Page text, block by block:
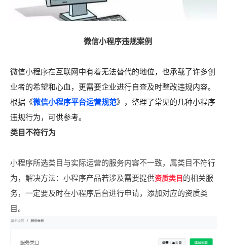
微信小程序违规案例
微信小程序在互联网中有着无法替代的地位，也承载了许多创
业者的希望和心血，更需要企业进行自查及时整改违规内容。
根据《微信小程序平台运营规范》，整理了常见的几种小程序
违规行为，可供参考。
类目不符行为
小程序所选类目与实际运营的服务内容不一致，属类目不符行
为，解决方法：小程序产品若涉及需要提供资质类目 的相关服
务，一定要及时在小程序后台进行申请，添加对应的资质类
目。